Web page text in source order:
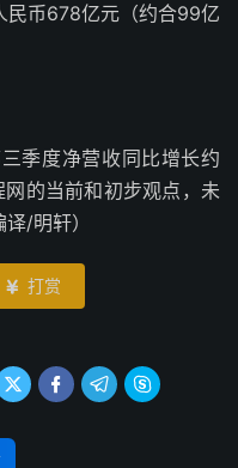
民币678亿元（约合99亿
季度净营收同比增长约
网的当前和初步观点，未
/明轩）
 打赏
   